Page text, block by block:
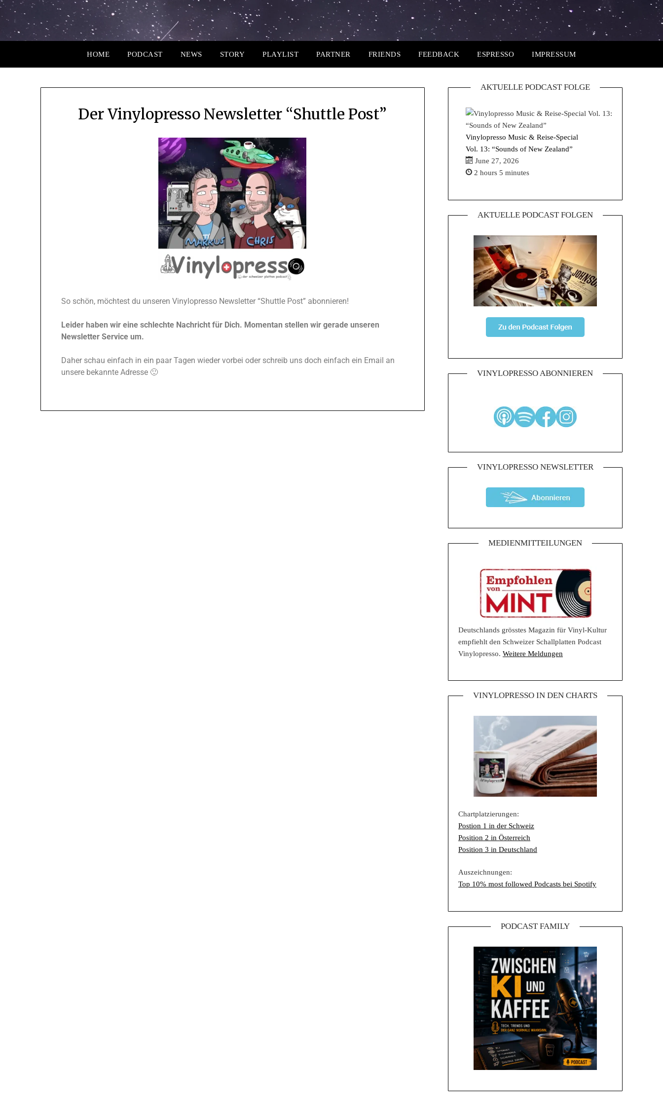
HOME PODCAST NEWS STORY PLAYLIST PARTNER FRIENDS FEEDBACK ESPRESSO IMPRESSUM
Der Vinylopresso Newsletter “Shuttle Post”
So schön, möchtest du unseren Vinylopresso Newsletter “Shuttle Post” abonnieren!
Leider haben wir eine schlechte Nachricht für Dich. Momentan stellen wir gerade unseren
Newsletter Service um.
Daher schau einfach in ein paar Tagen wieder vorbei oder schreib uns doch einfach ein Email an
unsere bekannte Adresse 🙂
AKTUELLE PODCAST FOLGE
Vinylopresso Music & Reise-Special
Vol. 13: “Sounds of New Zealand”
June 27, 2026
2 hours 5 minutes
AKTUELLE PODCAST FOLGEN
VINYLOPRESSO ABONNIEREN
VINYLOPRESSO NEWSLETTER
MEDIENMITTEILUNGEN
Deutschlands grösstes Magazin für Vinyl-Kultur
empfiehlt den Schweizer Schallplatten Podcast
Vinylopresso. Weitere Meldungen
VINYLOPRESSO IN DEN CHARTS
Chartplatzierungen:
Postion 1 in der Schweiz
Position 2 in Österreich
Position 3 in Deutschland
Auszeichnungen:
Top 10% most followed Podcasts bei Spotify
PODCAST FAMILY